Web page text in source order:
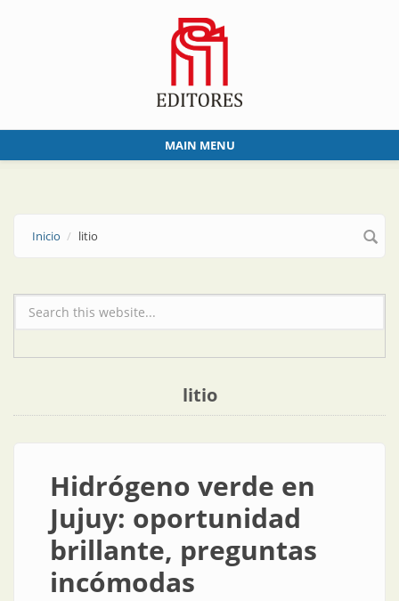
MAIN MENU
Inicio litio
Formulario de búsqueda
litio
Hidrógeno verde en
Jujuy: oportunidad
brillante, preguntas
incómodas